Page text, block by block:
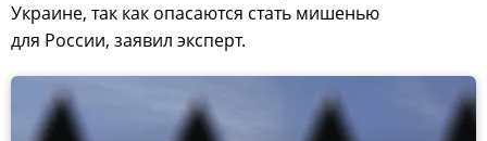
Украине, так как опасаются стать мишенью
для России, заявил эксперт.